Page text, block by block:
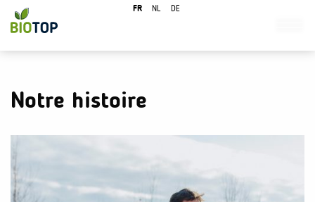
FR NL DE
Notre histoire